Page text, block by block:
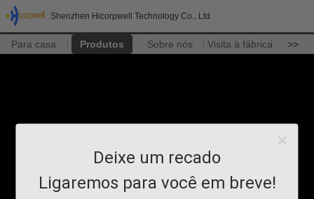
Shenzhen Hicorpwell Technology Co., Ltd
Para casa Produtos Sobre nós Visita à fábrica >>
Deixe um recado
Ligaremos para você em breve!